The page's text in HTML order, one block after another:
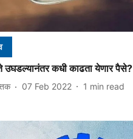
उघडल्यानंतर कधी काढता येणार पैसे?
07 Feb 2022 1 min read